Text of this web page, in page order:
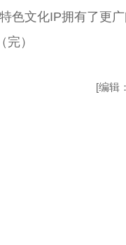
色文化IP拥有了更
）
[编辑